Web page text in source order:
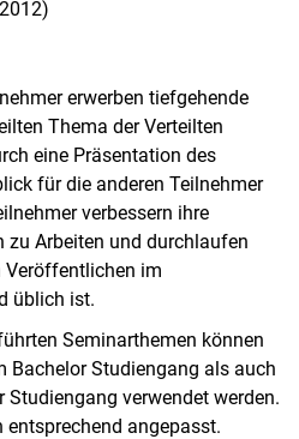
erwerben tiefgehende
Thema der Verteilten
eine Präsentation des
für die anderen Teilnehmer
verbessern ihre
Arbeiten und durchlaufen
Veröffentlichen im
üblich ist.
Seminarthemen können
Bachelor Studiengang als auch
verwendet werden.
entsprechend angepasst.